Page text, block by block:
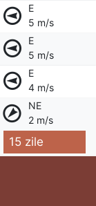
E
5 m/s
E
5 m/s
E
4 m/s
NE
2 m/s
15 zile